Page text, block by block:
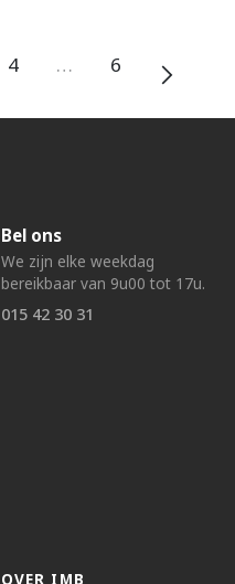
4 … 6
Bel ons
We zijn elke weekdag
bereikbaar van 9u00 tot 17u.
015 42 30 31
OVER IMB